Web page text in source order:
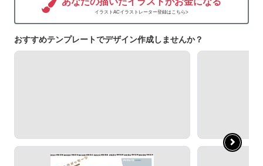
イラストACイラストレーター登録はこちら>
おすすめテンプレートでデザイン作成しませんか？